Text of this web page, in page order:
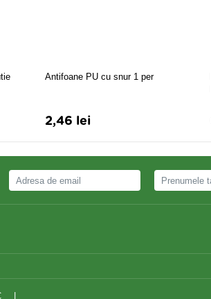
Antifoane PU cu snur 1 per
2,46 lei